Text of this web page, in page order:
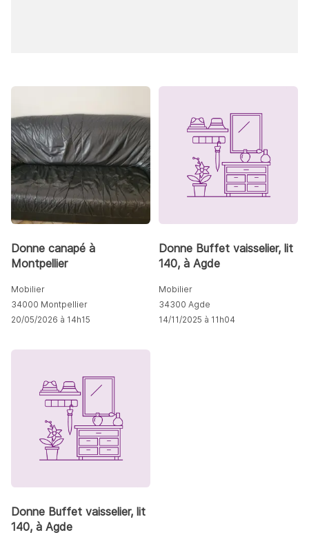
Donne canapé à
Montpellier
Mobilier
34000 Montpellier
20/05/2026 à 14h15
Donne Buffet vaisselier, lit
140, à Agde
Mobilier
34300 Agde
14/11/2025 à 11h04
Donne Buffet vaisselier, lit
140, à Agde